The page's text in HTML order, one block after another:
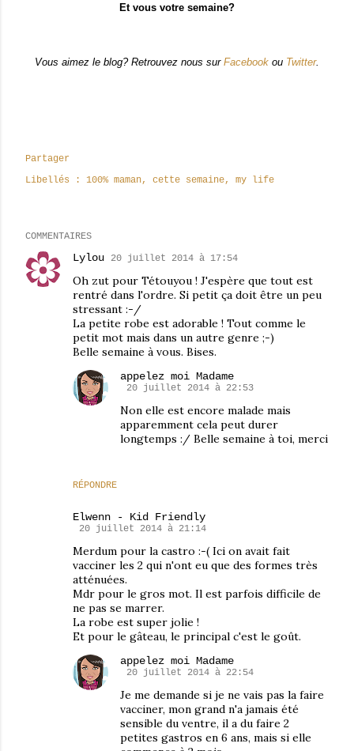
Et vous votre semaine?
Vous aimez le blog? Retrouvez nous sur Facebook ou Twitter.
Partager
Libellés :
100% maman cette semaine my life
COMMENTAIRES
Lylou 20 juillet 2014 à 17:54
Oh zut pour Tétouyou ! J'espère que tout est
rentré dans l'ordre. Si petit ça doit être un peu
stressant :-/
La petite robe est adorable ! Tout comme le
petit mot mais dans un autre genre ;-)
Belle semaine à vous. Bises.
RÉPONDRE
appelez moi Madame
20 juillet 2014 à 22:53
Non elle est encore malade mais
apparemment cela peut durer
longtemps :/ Belle semaine à toi, merci
Elwenn - Kid Friendly
20 juillet 2014 à 21:14
Merdum pour la castro :-( Ici on avait fait
vacciner les 2 qui n'ont eu que des formes très
atténuées.
Mdr pour le gros mot. Il est parfois difficile de
ne pas se marrer.
La robe est super jolie !
Et pour le gâteau, le principal c'est le goût.
appelez moi Madame
20 juillet 2014 à 22:54
Je me demande si je ne vais pas la faire
vacciner, mon grand n'a jamais été
sensible du ventre, il a du faire 2
petites gastros en 6 ans, mais si elle